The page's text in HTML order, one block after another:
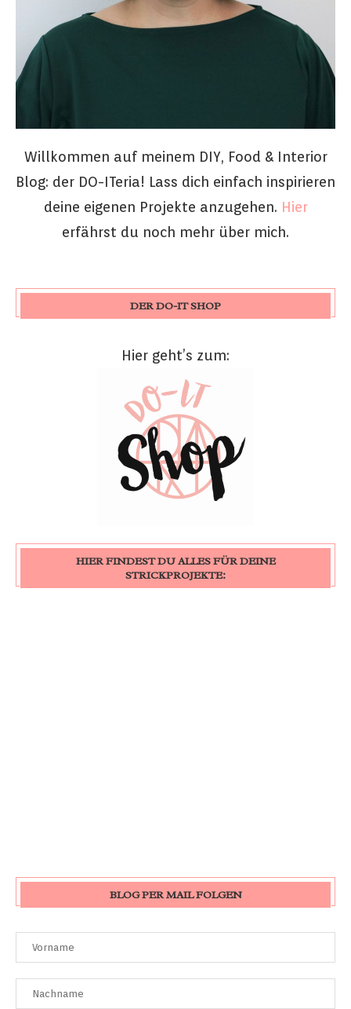
Willkommen auf meinem DIY, Food & Interior
Blog: der DO-ITeria! Lass dich einfach inspirieren
deine eigenen Projekte anzugehen. Hier
erfährst du noch mehr über mich.
DER DO-IT SHOP
Hier geht’s zum:
HIER FINDEST DU ALLES FÜR DEINE
STRICKPROJEKTE:
BLOG PER MAIL FOLGEN